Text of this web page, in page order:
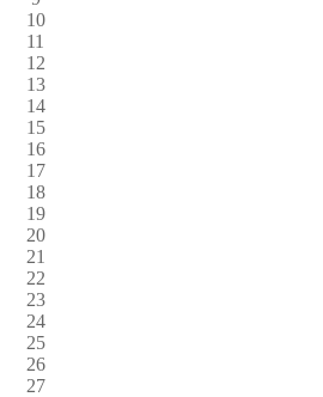
10
11
12
13
14
15
16
17
18
19
20
21
22
23
24
25
26
27